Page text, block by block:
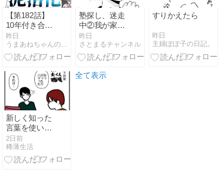
【第182話】
10年付き合っ
た結婚前提彼
氏とカップル
起業して泥沼
昨日
うまあねちゃんのまけまけ日記
塾探し、迷走
中②我が家の
塾探しがスタ
ート！！
昨日
さとまるチャンネル
すりかえたら
昨日
主婦ぽぽ子の日記。
新しく知った
言葉を使いた
がりおじさん
2日前
稀薄生活
全て表示